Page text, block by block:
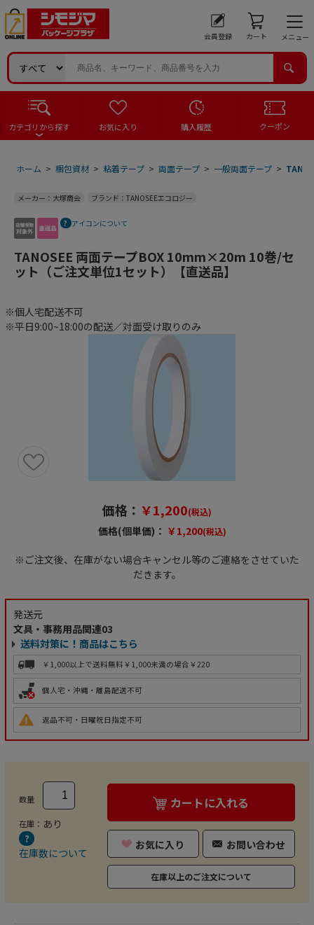
会員登録 カート メニュー
カテゴリから探す お気に入り 購入履歴 クーポン
ホーム > 梱包資材 > 粘着テープ > 両面テープ > 一般両面テープ >
メーカー：大塚商会 ブランド：TANOSEEエコロジー
アイコンについて
TANOSEE 両面テープBOX 10mm×20m 10巻/セ
ット（ご注文単位1セット）【直送品】
※個人宅配送不可
※平日9:00~18:00の配送／対面受け取りのみ
価格： ￥1,200(税込)
価格(個単価)： ￥1,200(税込)
※ご注文後、在庫がない場合キャンセル等のご連絡をさせていた
だきます。
発送元
文具・事務用品関連03
送料対策に！商品はこちら
￥1,000以上で送料無料 ￥1,000未満の場合￥220
個人宅・沖縄・離島配送不可
返品不可・日曜祝日指定不可
数量
在庫： あり
在庫数について
カートに入れる
お気に入り お問い合わせ
在庫以上のご注文について